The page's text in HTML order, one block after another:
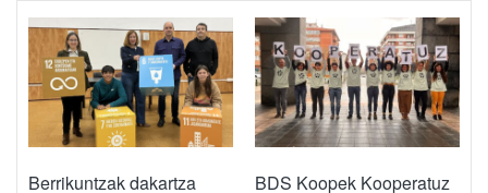
Berrikuntzak dakartza
BDS Koopek Kooperatuz